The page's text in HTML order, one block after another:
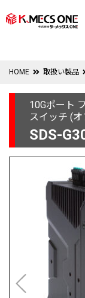
HOME 取扱い製品
10Gポート
スイッチ (
SDS-